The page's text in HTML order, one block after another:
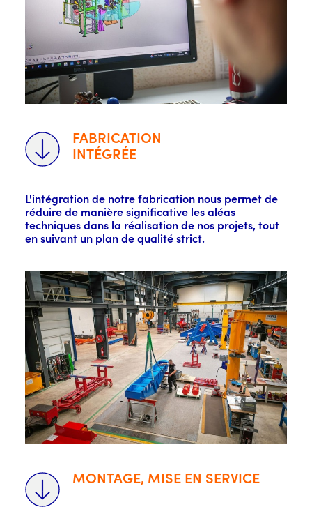
FABRICATION
INTÉGRÉE
L'intégration de notre fabrication nous permet de
réduire de manière significative les aléas
techniques dans la réalisation de nos projets, tout
en suivant un plan de qualité strict.
MONTAGE, MISE EN SERVICE